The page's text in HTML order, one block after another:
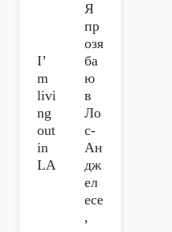
I’
m
livi
ng
out
in
LA
Я
пр
озя
ба
ю
в
Ло
с-
Ан
дж
ел
есе
,